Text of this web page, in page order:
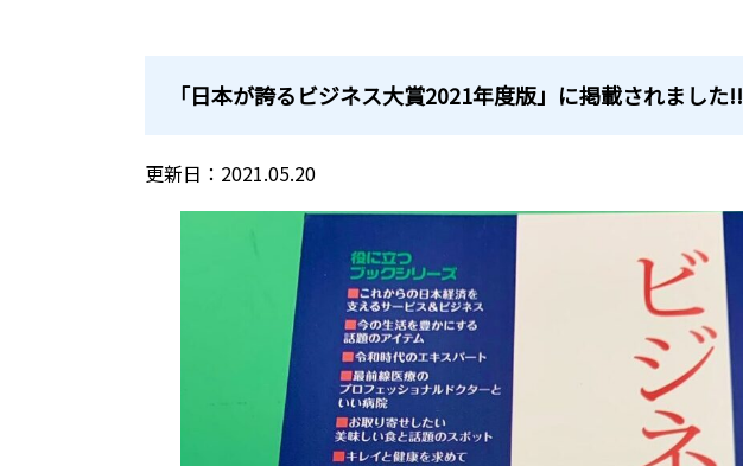
「日本が誇るビジネス大賞2021年度版」に掲載されました!!
更新日：2021.05.20